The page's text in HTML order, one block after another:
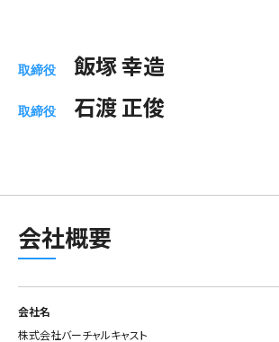
取締役 飯塚 幸造
取締役 石渡 正俊
会社概要
会社名
株式会社バーチャルキャスト